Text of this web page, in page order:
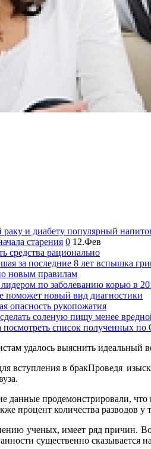
и диабету популярный
старения 0 12.Фев
средства рационально
за последние 8 лет вспышка
новым правилам
по заболеванию корью в
поможет новый вид диагностики
опасность рукопожатия
соленую пищу менее
посмотреть список полученных
удалось выяснить идеальный
Проведя
данные продемонстрировали,
процент количества разводов
ученых, имеет ряд причин.
существенно сказывается